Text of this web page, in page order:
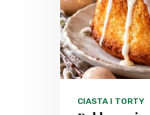
CIASTA I TORTY